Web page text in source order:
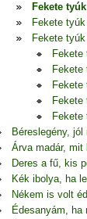
Fekete
Fekete
Fekete
Fekete
Fekete
Fekete
Fekete
Fekete
Béreslegény,
Árva madár, mit
Deres a fű, kis
Kék ibolya, ha
Nékem is volt
Édesanyám, ha